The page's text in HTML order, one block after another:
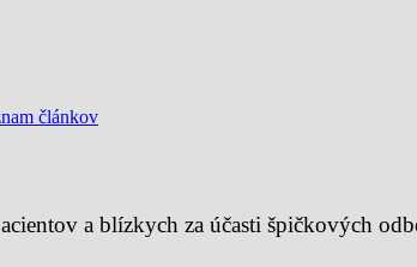
článkov
a blízkych za účasti špičkových